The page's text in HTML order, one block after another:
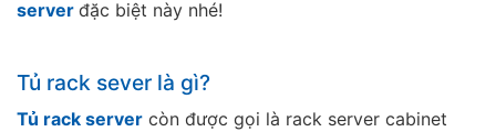
server đặc biệt này nhé!
Tủ rack sever là gì?
Tủ rack server còn được gọi là rack server cabinet